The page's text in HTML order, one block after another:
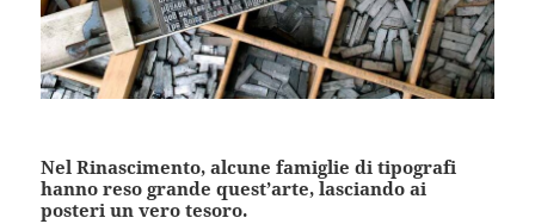
Nel Rinascimento, alcune famiglie di tipografi
hanno reso grande quest’arte, lasciando ai
posteri un vero tesoro.